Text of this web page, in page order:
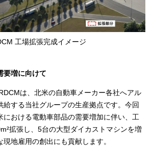
工場拡張完成イメージ
要増に向けて
は、北米の自動車メーカー各社へアル
給する当社グループの生産拠点です。今回
における電動車部品の需要増加に伴い、工
拡張し、5台の大型ダイカストマシンを増
地雇用の創出にも貢献します。